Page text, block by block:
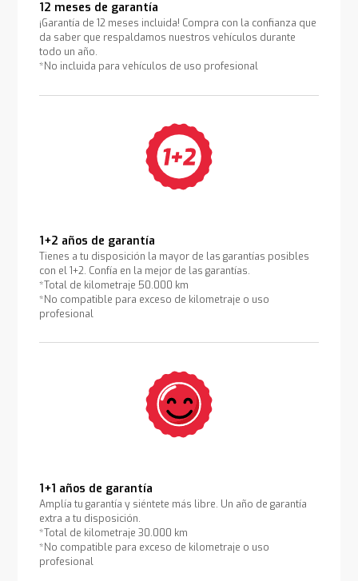
12 meses de garantía
¡Garantía de 12 meses incluida! Compra con la confianza que
da saber que respaldamos nuestros vehículos durante
todo un año.
*No incluida para vehículos de uso profesional
1+2 años de garantía
Tienes a tu disposición la mayor de las garantías posibles
con el 1+2. Confía en la mejor de las garantías.
*Total de kilometraje 50.000 km
*No compatible para exceso de kilometraje o uso
profesional
1+1 años de garantía
Amplía tu garantía y siéntete más libre. Un año de garantía
extra a tu disposición.
*Total de kilometraje 30.000 km
*No compatible para exceso de kilometraje o uso
profesional